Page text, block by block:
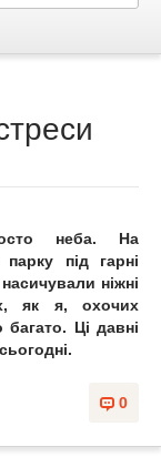
неба. На
під гарні
ніжні
як я, охочих
Ці давні
0